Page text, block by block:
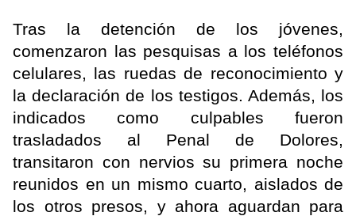
Tras la detención de los jóvenes,
comenzaron las pesquisas a los teléfonos
celulares, las ruedas de reconocimiento y
la declaración de los testigos. Además, los
indicados como culpables fueron
trasladados al Penal de Dolores,
transitaron con nervios su primera noche
reunidos en un mismo cuarto, aislados de
los otros presos, y ahora aguardan para